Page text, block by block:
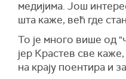
медијима. Још
шта каже, већ где
То је много више од
јер Крастев све
на крају поентира и